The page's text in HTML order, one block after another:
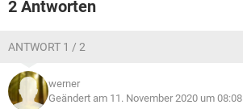
2 Antworten
ANTWORT 1 / 2
werner
Geändert am 11. November 2020 um 08:08